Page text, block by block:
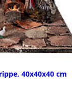
40x40x40 cm